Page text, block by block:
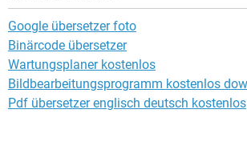
Google übersetzer foto
Binärcode übersetzer
Wartungsplaner kostenlos
Bildbearbeitungsprogramm kostenlos
Pdf übersetzer englisch deutsch kostenlos